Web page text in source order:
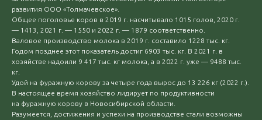
развития ООО «Толмачевское».
Общее поголовье коров в 2019 г. насчитывало 1015 голов, 2020 г.
— 1413, 2021 г. — 1550 и 2022 г. — 1879 соответственно.
Валовое производство молока в 2019 г. составило 1228 тыс. кг.
Годом позднее этот показатель достиг 6903 тыс. кг. В 2021 г. в
хозяйстве надоили 9 417 тыс. кг молока, а в 2022 г. уже — 9488 тыс.
кг.
Удой на фуражную корову за четыре года вырос до 13 226 кг (2022 г.).
В настоящее время хозяйство лидирует по продуктивности
на фуражную корову в Новосибирской области.
Разумеется, достижения и успехи на производстве стали возможны